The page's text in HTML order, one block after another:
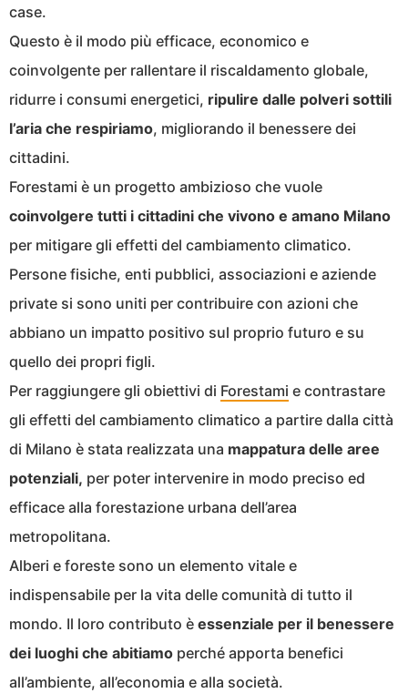
case.
Questo è il modo più efficace, economico e
coinvolgente per rallentare il riscaldamento globale,
ridurre i consumi energetici, ripulire dalle polveri sottili
l’aria che respiriamo, migliorando il benessere dei
cittadini.
Forestami è un progetto ambizioso che vuole
coinvolgere tutti i cittadini che vivono e amano Milano
per mitigare gli effetti del cambiamento climatico.
Persone fisiche, enti pubblici, associazioni e aziende
private si sono uniti per contribuire con azioni che
abbiano un impatto positivo sul proprio futuro e su
quello dei propri figli.
Per raggiungere gli obiettivi di Forestami e contrastare
gli effetti del cambiamento climatico a partire dalla città
di Milano è stata realizzata una mappatura delle aree
potenziali, per poter intervenire in modo preciso ed
efficace alla forestazione urbana dell’area
metropolitana.
Alberi e foreste sono un elemento vitale e
indispensabile per la vita delle comunità di tutto il
mondo. Il loro contributo è essenziale per il benessere
dei luoghi che abitiamo perché apporta benefici
all’ambiente, all’economia e alla società.